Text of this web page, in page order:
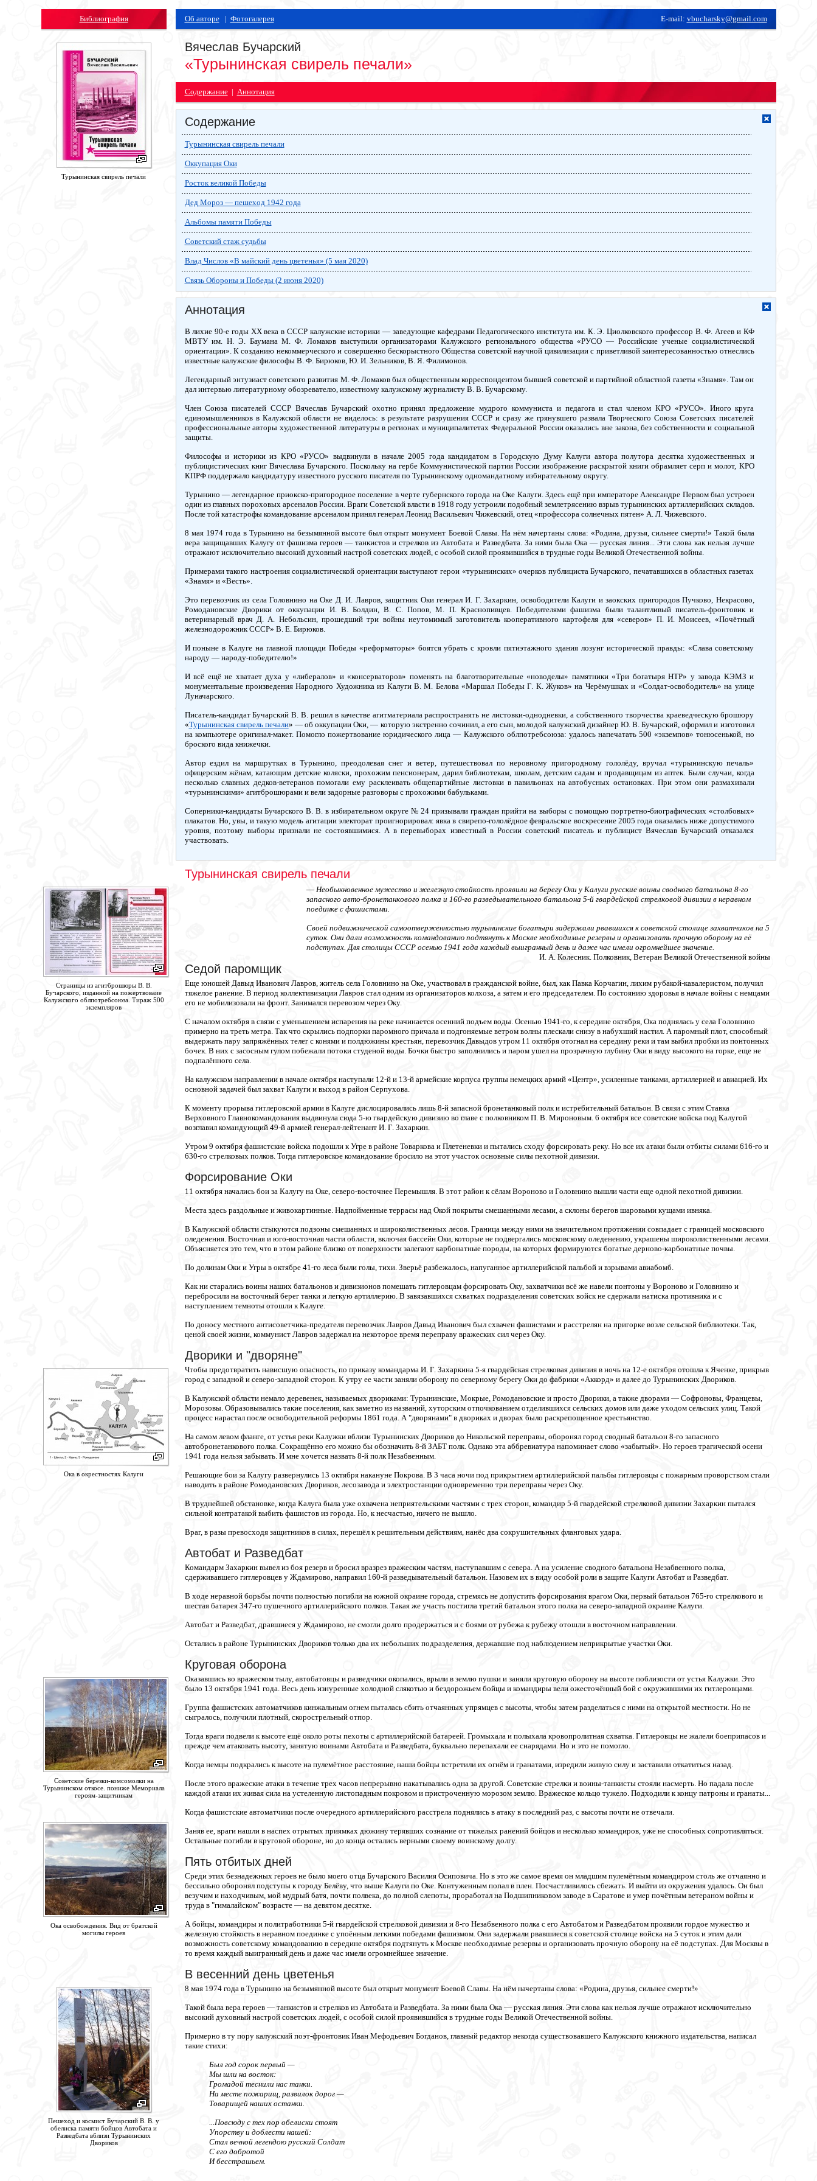
Библиография
Турынинская свирель печали
Страницы из агитброшюры В. В.
Бучарского, изданной на пожертвоваие
Калужского облпотребсоюза. Тираж 500
экземпляров
Ока в окрестностях Калуги
Советские березки-комсомолки на
Турынинском откосе. пониже Мемориала
героям-защитникам
Ока освобождения. Вид от братской
могилы героев
Пешеход и космист Бучарский В. В. у
обелиска памяти бойцов Автобата и
Разведбата вблизи Турынинских
Двориков
E-mail: vbucharsky@gmail.com
Об авторе| Фотогалерея
Вячеслав Бучарский
«Турынинская свирель печали»
Содержание| Аннотация
Содержание
Турынинская свирель печали
Оккупация Оки
Росток великой Победы
Дед Мороз — пешеход 1942 года
Альбомы памяти Победы
Советский стаж судьбы
Влад Числов «В майский день цветенья» (5 мая 2020)
Связь Обороны и Победы (2 июня 2020)
Аннотация
В лихие 90-е годы XX века в СССР калужские историки — заведующие кафедрами Педагогического института им. К. Э. Циолковского профессор В. Ф. Агеев и КФ
МВТУ им. Н. Э. Баумана М. Ф. Ломаков выступили организаторами Калужского регионального общества «РУСО — Российские ученые социалистической
ориентации». К созданию некоммерческого и совершенно бескорыстного Общества советской научной цивилизации с приветливой заинтересованностью отнеслись
известные калужские философы В. Ф. Бирюков, Ю. И. Зельников, В. Я. Филимонов.
Легендарный энтузиаст советского развития М. Ф. Ломаков был общественным корреспондентом бывшей советской и партийной областной газеты «Знамя». Там он
дал интервью литературному обозревателю, известному калужскому журналисту В. В. Бучарскому.
Член Союза писателей СССР Вячеслав Бучарский охотно принял предложение мудрого коммуниста и педагога и стал членом КРО «РУСО». Иного круга
единомышленников в Калужской области не виделось: в результате разрушения СССР и сразу же грянувшего развала Творческого Союза Советских писателей
профессиональные авторы художественной литературы в регионах и муниципалитетах Федеральной России оказались вне закона, без собственности и социальной
защиты.
Философы и историки из КРО «РУСО» выдвинули в начале 2005 года кандидатом в Городскую Думу Калуги автора полутора десятка художественных и
публицистических книг Вячеслава Бучарского. Поскольку на гербе Коммунистической партии России изображение раскрытой книги обрамляет серп и молот, КРО
КПРФ поддержало кандидатуру известного русского писателя по Турынинскому одномандатному избирательному округу.
Турынино — легендарное приокско-пригородное поселение в черте губернского города на Оке Калуги. Здесь ещё при императоре Александре Первом был устроен
один из главных пороховых арсеналов России. Враги Советской власти в 1918 году устроили подобный землетрясению взрыв турынинских артиллерийских складов.
После той катастрофы командование арсеналом принял генерал Леонид Васильевич Чижевский, отец «профессора солнечных пятен» А. Л. Чижевского.
8 мая 1974 года в Турынино на безымянной высоте был открыт монумент Боевой Славы. На нём начертаны слова: «Родина, друзья, сильнее смерти!» Такой была
вера защищавших Калугу от фашизма героев — танкистов и стрелков из Автобата и Разведбата. За ними была Ока — русская линия... Эти слова как нельзя лучше
отражают исключительно высокий духовный настрой советских людей, с особой силой проявившийся в трудные годы Великой Отечественной войны.
Примерами такого настроения социалистической ориентации выступают герои «турынинских» очерков публициста Бучарского, печатавшихся в областных газетах
«Знамя» и «Весть».
Это перевозчик из села Головнино на Оке Д. И. Лавров, защитник Оки генерал И. Г. Захаркин, освободители Калуги и заокских пригородов Пучково, Некрасово,
Ромодановские Дворики от оккупации И. В. Болдин, В. С. Попов, М. П. Краснопивцев. Победителями фашизма были талантливый писатель-фронтовик и
ветеринарный врач Д. А. Небольсин, прошедший три войны неутомимый заготовитель кооперативного картофеля для «северов» П. И. Моисеев, «Почётный
железнодорожник СССР» В. Е. Бирюков.
И поныне в Калуге на главной площади Победы «реформаторы» боятся убрать с кровли пятиэтажного здания лозунг исторической правды: «Слава советскому
народу — народу-победителю!»
И всё ещё не хватает духа у «либералов» и «консерваторов» поменять на благотворительные «новоделы» памятники «Три богатыря НТР» у завода КЭМЗ и
монументальные произведения Народного Художника из Калуги В. М. Белова «Маршал Победы Г. К. Жуков» на Черёмушках и «Солдат-освободитель» на улице
Луначарского.
Писатель-кандидат Бучарский В. В. решил в качестве агитматериала распространять не листовки-однодневки, а собственного творчества краеведческую брошюру
«Турынинская свирель печали» — об оккупации Оки, — которую экстренно сочинил, а его сын, молодой калужский дизайнер Ю. В. Бучарский, оформил и изготовил
на компьютере оригинал-макет. Помогло пожертвование юридического лица — Калужского облпотребсоюза: удалось напечатать 500 «экземпов» тонюсенькой, но
броского вида книжечки.
Автор ездил на маршрутках в Турынино, преодолевая снег и ветер, путешествовал по неровному пригородному гололёду, вручал «турынинскую печаль»
офицерским жёнам, катающим детские коляски, прохожим пенсионерам, дарил библиотекам, школам, детским садам и продавщицам из аптек. Были случаи, когда
несколько славных дедков-ветеранов помогали ему расклеивать общепартийные листовки в павильонах на автобусных остановках. При этом они размахивали
«турынинскими» агитброшюрами и вели задорные разговоры с прохожими бабульками.
Соперники-кандидаты Бучарского В. В. в избирательном округе № 24 призывали граждан прийти на выборы с помощью портретно-биографических «столбовых»
плакатов. Но, увы, и такую модель агитации электорат проигнорировал: явка в свирепо-гололёдное февральское воскресение 2005 года оказалась ниже допустимого
уровня, поэтому выборы признали не состоявшимися. А в перевыборах известный в России советский писатель и публицист Вячеслав Бучарский отказался
участвовать.
Турынинская свирель печали
— Необыкновенное мужество и железную стойкость проявили на берегу Оки у Калуги русские воины сводного батальона 8-го
запасного авто-бронетанкового полка и 160-го разведывательного батальона 5-й гвардейской стрелковой дивизии в неравном
поединке с фашистами.
Своей подвижнической самоотверженностью турынинские богатыри задержали рвавшихся к советской столице захватчиков на 5
суток. Они дали возможность командованию подтянуть к Москве необходимые резервы и организовать прочную оборону на её
подступах. Для столицы СССР осенью 1941 года каждый выигранный день и даже час имели огромнейшее значение.
И. А. Колесник. Полковник, Ветеран Великой Отечественной войны
Седой паромщик
Еще юношей Давыд Иванович Лавров, житель села Головнино на Оке, участвовал в гражданской войне, был, как Павка Корчагин, лихим рубакой-кавалеристом, получил
тяжелое ранение. В период коллективизации Лавров стал одним из организаторов колхоза, а затем и его председателем. По состоянию здоровья в начале войны с немцами
его не мобилизовали на фронт. Занимался перевозом через Оку.
С началом октября в связи с уменьшением испарения на реке начинается осенний подъем воды. Осенью 1941-го, к середине октября, Ока поднялась у села Головнино
примерно на треть метра. Так что скрылись подпорки паромного причала и подгоняемые ветром волны плескали снизу в набухший настил. А паромный плот, способный
выдержать пару запряжённых телег с конями и полдюжины крестьян, перевозчик Давыдов утром 11 октября отогнал на середину реки и там выбил пробки из понтонных
бочек. В них с засосным гулом побежали потоки студеной воды. Бочки быстро заполнились и паром ушел на прозрачную глубину Оки в виду высокого на горке, еще не
подпалённого села.
На калужском направлении в начале октября наступали 12-й и 13-й армейские корпуса группы немецких армий «Центр», усиленные танками, артиллерией и авиацией. Их
основной задачей был захват Калуги и выход в район Серпухова.
К моменту прорыва гитлеровской армии в Калуге дислоцировались лишь 8-й запасной бронетанковый полк и истребительный батальон. В связи с этим Ставка
Верховного Главнокомандования выдвинула сюда 5-ю гвардейскую дивизию во главе с полковником П. В. Мироновым. 6 октября все советские войска под Калугой
возглавил командующий 49-й армией генерал-лейтенант И. Г. Захаркин.
Утром 9 октября фашистские войска подошли к Угре в районе Товаркова и Плетеневки и пытались сходу форсировать реку. Но все их атаки были отбиты силами 616-го и
630-го стрелковых полков. Тогда гитлеровское командование бросило на этот участок основные силы пехотной дивизии.
Форсирование Оки
11 октября начались бои за Калугу на Оке, северо-восточнее Перемышля. В этот район к сёлам Вороново и Головнино вышли части еще одной пехотной дивизии.
Места здесь раздольные и живокартинные. Надпойменные террасы над Окой покрыты смешанными лесами, а склоны берегов шаровыми кущами ивняка.
В Калужской области стыкуются подзоны смешанных и широколиственных лесов. Граница между ними на значительном протяжении совпадает с границей московского
оледенения. Восточная и юго-восточная части области, включая бассейн Оки, которые не подвергались московскому оледенению, украшены широколиственными лесами.
Объясняется это тем, что в этом районе близко от поверхности залегают карбонатные породы, на которых формируются богатые дерново-карбонатные почвы.
По долинам Оки и Угры в октябре 41-го леса были голы, тихи. Зверьё разбежалось, напуганное артиллерийской пальбой и взрывами авиабомб.
Как ни старались воины наших батальонов и дивизионов помешать гитлеровцам форсировать Оку, захватчики всё же навели понтоны у Вороново и Головнино и
перебросили на восточный берег танки и легкую артиллерию. В завязавшихся схватках подразделения советских войск не сдержали натиска противника и с
наступлением темноты отошли к Калуге.
По доносу местного антисоветчика-предателя перевозчик Лавров Давыд Иванович был схвачен фашистами и расстрелян на пригорке возле сельской библиотеки. Так,
ценой своей жизни, коммунист Лавров задержал на некоторое время переправу вражеских сил через Оку.
Дворики и "дворяне"
Чтобы предотвратить нависшую опасность, по приказу командарма И. Г. Захаркина 5-я гвардейская стрелковая дивизия в ночь на 12-е октября отошла к Яченке, прикрыв
город с западной и северо-западной сторон. К утру ее части заняли оборону по северному берегу Оки до фабрики «Аккорд» и далее до Турынинских Двориков.
В Калужской области немало деревенек, называемых двориками: Турынинские, Мокрые, Ромодановские и просто Дворики, а также дворами — Софроновы, Францевы,
Морозовы. Образовывались такие поселения, как заметно из названий, хуторским отпочкованием отделившихся сельских домов или даже уходом сельских улиц. Такой
процесс нарастал после освободительной реформы 1861 года. А "дворянами" в двориках и дворах было раскрепощенное крестьянство.
На самом левом фланге, от устья реки Калужки вблизи Турынинских Двориков до Никольской переправы, оборонял город сводный батальон 8-го запасного
автобронетанкового полка. Сокращённо его можно бы обозначить 8-й ЗАБТ полк. Однако эта аббревиатура напоминает слово «забытый». Но героев трагической осени
1941 года нельзя забывать. И мне хочется назвать 8-й полк Незабвенным.
Решающие бои за Калугу развернулись 13 октября накануне Покрова. В 3 часа ночи под прикрытием артиллерийской пальбы гитлеровцы с пожарным проворством стали
наводить в районе Ромодановских Двориков, лесозавода и электростанции одновременно три переправы через Оку.
В труднейшей обстановке, когда Калуга была уже охвачена неприятельскими частями с трех сторон, командир 5-й гвардейской стрелковой дивизии Захаркин пытался
сильной контратакой выбить фашистов из города. Но, к несчастью, ничего не вышло.
Враг, в разы превосходя защитников в силах, перешёл к решительным действиям, нанёс два сокрушительных фланговых удара.
Автобат и Разведбат
Командарм Захаркин вывел из боя резерв и бросил вразрез вражеским частям, наступавшим с севера. А на усиление сводного батальона Незабвенного полка,
сдерживавшего гитлеровцев у Ждамирово, направил 160-й разведывательный батальон. Назовем их в виду особой роли в защите Калуги Автобат и Разведбат.
В ходе неравной борьбы почти полностью погибли на южной окраине города, стремясь не допустить форсирования врагом Оки, первый батальон 765-го стрелкового и
шестая батарея 347-го пушечного артиллерийского полков. Такая же участь постигла третий батальон этого полка на северо-западной окраине Калуги.
Автобат и Разведбат, дравшиеся у Ждамирово, не смогли долго продержаться и с боями от рубежа к рубежу отошли в восточном направлении.
Остались в районе Турынинских Двориков только два их небольших подразделения, державшие под наблюдением неприкрытые участки Оки.
Круговая оборона
Оказавшись во вражеском тылу, автобатовцы и разведчики окопались, врыли в землю пушки и заняли круговую оборону на высоте поблизости от устья Калужки. Это
было 13 октября 1941 года. Весь день изнуренные холодной слякотью и бездорожьем бойцы и командиры вели ожесточённый бой с окружившими их гитлеровцами.
Группа фашистских автоматчиков кинжальным огнем пыталась сбить отчаянных упрямцев с высоты, чтобы затем разделаться с ними на открытой местности. Но не
сыгралось, получили плотный, скорострельный отпор.
Тогда враги подвели к высоте ещё около роты пехоты с артиллерийской батареей. Громыхала и полыхала кровопролитная схватка. Гитлеровцы не жалели боеприпасов и
прежде чем атаковать высоту, занятую воинами Автобата и Разведбата, буквально перепахали ее снарядами. Но и это не помогло.
Когда немцы подкрались к высоте на пулемётное расстояние, наши бойцы встретили их огнём и гранатами, изредили живую силу и заставили откатиться назад.
После этого вражеские атаки в течение трех часов непрерывно накатывались одна за другой. Советские стрелки и воины-танкисты стояли насмерть. Но падала после
каждой атаки их живая сила на устеленную листопадным покровом и пристроченную морозом землю. Вражеское кольцо тужело. Подходили к концу патроны и гранаты...
Когда фашистские автоматчики после очередного артиллерийского расстрела поднялись в атаку в последний раз, с высоты почти не отвечали.
Заняв ее, враги нашли в наспех отрытых приямках дюжину терявших сознание от тяжелых ранений бойцов и несколько командиров, уже не способных сопротивляться.
Остальные погибли в круговой обороне, но до конца остались верными своему воинскому долгу.
Пять отбитых дней
Среди этих безнадежных героев не было моего отца Бучарского Василия Осиповича. Но в это же самое время он младшим пулемётным командиром столь же отчаянно и
бессильно оборонял подступы к городу Белёву, что выше Калуги по Оке. Контуженным попал в плен. Посчастливилось сбежать. И выйти из окружения удалось. Он был
везучим и находчивым, мой мудрый батя, почти полвека, до полной слепоты, проработал на Подшипниковом заводе в Саратове и умер почётным ветераном войны и
труда в "гималайском" возрасте — на девятом десятке.
А бойцы, командиры и политработники 5-й гвардейской стрелковой дивизии и 8-го Незабвенного полка с его Автобатом и Разведбатом проявили гордое мужество и
железную стойкость в неравном поединке с упоённым легкими победами фашизмом. Они задержали рвавшиеся к советской столице войска на 5 суток и этим дали
возможность советскому командованию в середине октября подтянуть к Москве необходимые резервы и организовать прочную оборону на её подступах. Для Москвы в
то время каждый выигранный день и даже час имели огромнейшее значение.
В весенний день цветенья
8 мая 1974 года в Турынино на безымянной высоте был открыт монумент Боевой Славы. На нём начертаны слова: «Родина, друзья, сильнее смерти!»
Такой была вера героев — танкистов и стрелков из Автобата и Разведбата. За ними была Ока — русская линия. Эти слова как нельзя лучше отражают исключительно
высокий духовный настрой советских людей, с особой силой проявившийся в трудные годы Великой Отечественной войны.
Примерно в ту пору калужский поэт-фронтовик Иван Мефодьевич Богданов, главный редактор некогда существовавшего Калужского книжного издательства, написал
такие стихи:
Был год сорок первый —
Мы шли на восток:
Громадой теснили нас танки.
На месте пожарищ, развилок дорог —
Товарищей наших останки.
...Повсюду с тех пор обелиски стоят
Упорству и доблести нашей:
Стал вечной легендою русский Солдат
С его добротой
И бесстрашьем.